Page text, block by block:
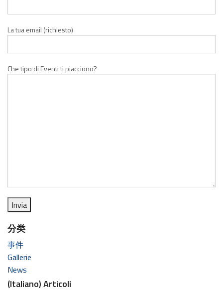
La tua email (richiesto)
Che tipo di Eventi ti piacciono?
分类
事件
Gallerie
News
(Italiano) Articoli